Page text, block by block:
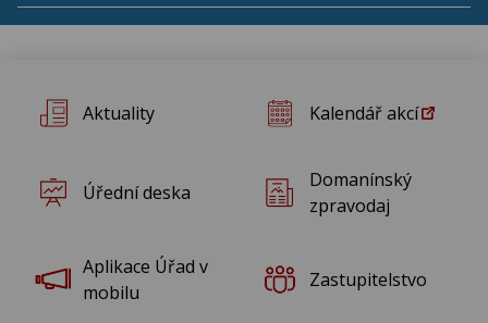
Aktuality Kalendář akcí
Úřední deska
Domanínský
zpravodaj
Aplikace Úřad v
mobilu
Zastupitelstvo